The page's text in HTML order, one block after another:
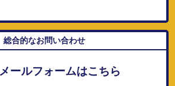
総合的なお問い合わせ
メールフォームはこちら